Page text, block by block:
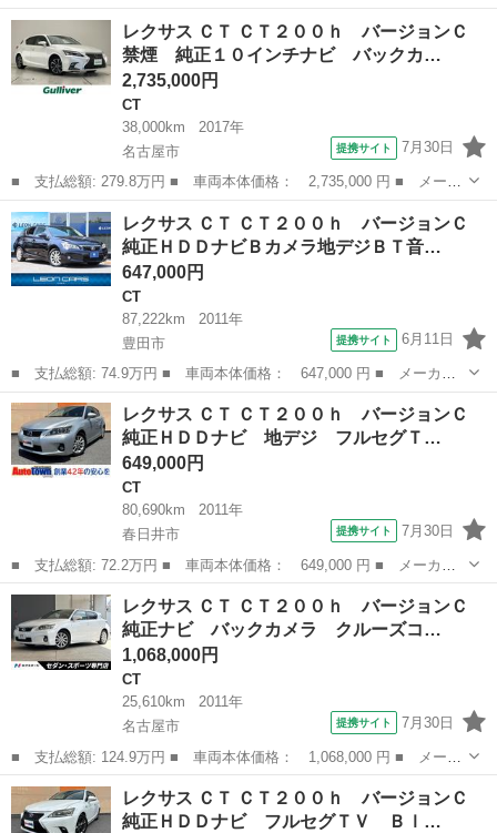
ー名： レクサス ■ 車種名： ＣＴ ■ グレード名： ＣＴ２００
ｈ バージョンＣ ＯＰ三眼ヘッド／ＯＰソナー／ＯＰ革シート＆シ
ートメモ...
愛知 春日井市
レクサス ＣＴ ＣＴ２００ｈ バージョンＣ
禁煙 純正１０インチナビ バックカ…
2,735,000円
CT
38,000km
2017年
名古屋市
提携サイト 7月30日
■ 支払総額: 279.8万円 ■ 車両本体価格： 2,735,000 円 ■ メーカ
ー名： レクサス ■ 車種名： ＣＴ ■ グレード名： ＣＴ２００
ｈ バージョンＣ 禁煙 純正１０インチナビ バックカメラ セー
フティセ...
愛知 名古屋市
レクサス ＣＴ ＣＴ２００ｈ バージョンＣ
純正ＨＤＤナビＢカメラ地デジＢＴ音…
647,000円
CT
87,222km
2011年
豊田市
提携サイト 6月11日
■ 支払総額: 74.9万円 ■ 車両本体価格： 647,000 円 ■ メーカー
名： レクサス ■ 車種名： ＣＴ ■ グレード名： ＣＴ２００
ｈ バージョンＣ 純正ＨＤＤナビＢカメラ地デジＢＴ音楽クルーズ
コントロールＦ...
愛知 豊田市 CT
レクサス ＣＴ ＣＴ２００ｈ バージョンＣ
純正ＨＤＤナビ 地デジ フルセグＴ…
649,000円
CT
80,690km
2011年
春日井市
提携サイト 7月30日
■ 支払総額: 72.2万円 ■ 車両本体価格： 649,000 円 ■ メーカー
名： レクサス ■ 車種名： ＣＴ ■ グレード名： ＣＴ２００
ｈ バージョンＣ 純正ＨＤＤナビ 地デジ フルセグＴＶ ＣＤ
ＤＶＤ再生 Ｅ...
愛知 春日井市
レクサス ＣＴ ＣＴ２００ｈ バージョンＣ
純正ナビ バックカメラ クルーズコ…
1,068,000円
CT
25,610km
2011年
名古屋市
提携サイト 7月30日
■ 支払総額: 124.9万円 ■ 車両本体価格： 1,068,000 円 ■ メーカ
ー名： レクサス ■ 車種名： ＣＴ ■ グレード名： ＣＴ２００
ｈ バージョンＣ 純正ナビ バックカメラ クルーズコントロー
ル オート...
愛知 名古屋市
レクサス ＣＴ ＣＴ２００ｈ バージョンＣ
純正ＨＤＤナビ フルセグＴＶ Ｂｌ…